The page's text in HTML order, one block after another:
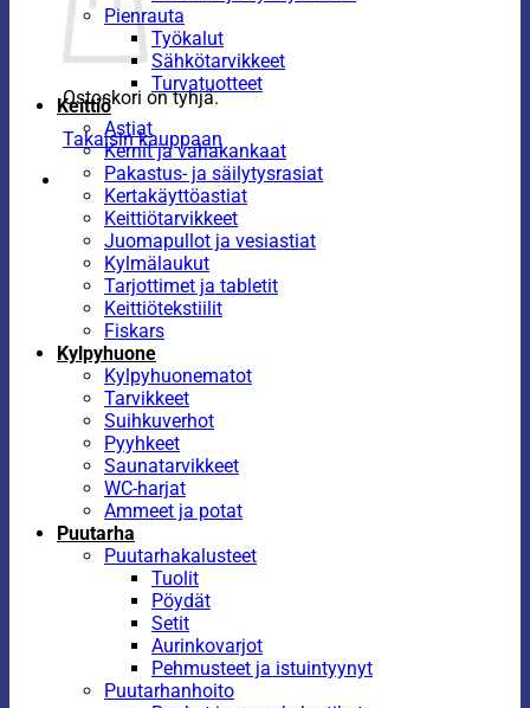
Ostoskori on tyhjä.
Takaisin kauppaan
Pienrauta
Työkalut
Sähkötarvikkeet
Turvatuotteet
Keittiö
Astiat
Kernit ja vahakankaat
Pakastus- ja säilytysrasiat
Kertakäyttöastiat
Keittiötarvikkeet
Juomapullot ja vesiastiat
Kylmälaukut
Tarjottimet ja tabletit
Keittiötekstiilit
Fiskars
Kylpyhuone
Kylpyhuonematot
Tarvikkeet
Suihkuverhot
Pyyhkeet
Saunatarvikkeet
WC-harjat
Ammeet ja potat
Puutarha
Puutarhakalusteet
Tuolit
Pöydät
Setit
Aurinkovarjot
Pehmusteet ja istuintyynyt
Puutarhanhoito